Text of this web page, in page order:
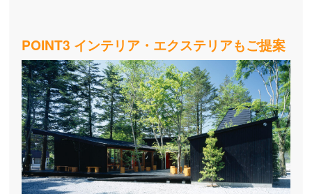
POINT3 インテリア・エクステリアもご提案